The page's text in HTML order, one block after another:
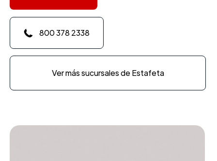
800 378 2338
Ver más sucursales de Estafeta